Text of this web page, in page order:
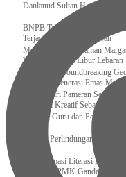
Danlanud Sultan Hasanuddin
BNPB Terus Memantau
Terjadi di Beberapa Daerah
Menpar Pastikan Taman
Wisatawan Saat Libur Lebaran
Resmikan Groundbreaking
Ciptakan Generasi Emas Masa
Menghadiri Pameran Seni
Ekonomi Kreatif Sebagai
120.067 Guru dan Pengawas
Perkuat Perlindungan KI
Transformasi Literasi
Kemenko PMK Gandeng